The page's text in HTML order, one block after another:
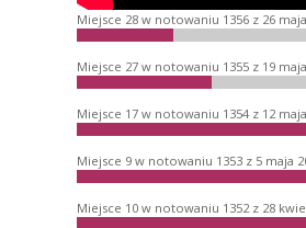
Miejsce 28 w notowaniu 1356 z 26
Miejsce 27 w notowaniu 1355 z 19
Miejsce 17 w notowaniu 1354 z 12
Miejsce 9 w notowaniu 1353 z 5 maja
Miejsce 10 w notowaniu 1352 z 28